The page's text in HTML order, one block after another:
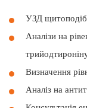
УЗД
Аналізи на
Визначення
Аналіз на